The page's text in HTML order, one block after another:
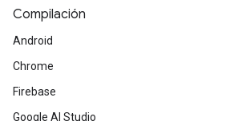
Compilación
Android
Chrome
Firebase
Google AI Studio